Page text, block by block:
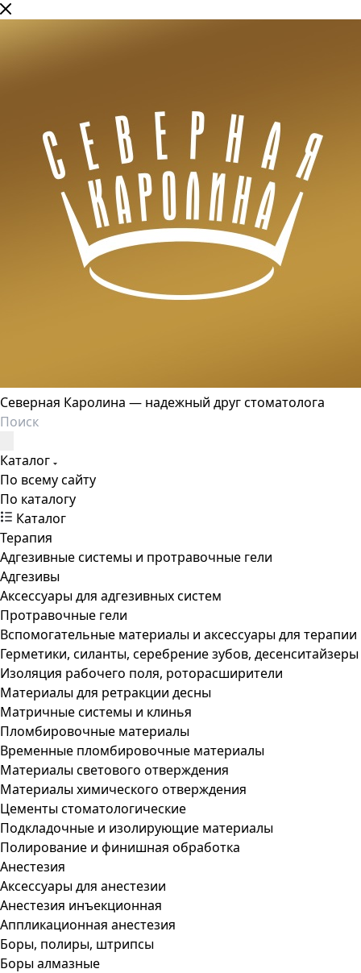
Северная Каролина — надежный друг стоматолога
Каталог
По всему сайту
По каталогу
Каталог
Терапия
Адгезивные системы и протравочные гели
Адгезивы
Аксессуары для адгезивных систем
Протравочные гели
Вспомогательные материалы и аксессуары для терапии
Герметики, силанты, серебрение зубов, десенситайзеры
Изоляция рабочего поля, роторасширители
Материалы для ретракции десны
Матричные системы и клинья
Пломбировочные материалы
Временные пломбировочные материалы
Материалы светового отверждения
Материалы химического отверждения
Цементы стоматологические
Подкладочные и изолирующие материалы
Полирование и финишная обработка
Анестезия
Аксессуары для анестезии
Анестезия инъекционная
Аппликационная анестезия
Боры, полиры, штрипсы
Боры алмазные